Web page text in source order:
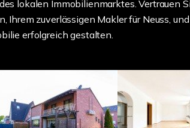
lokalen Immobilienmarktes. Vertrauen
Ihrem zuverlässigen Makler für Neuss,
erfolgreich gestalten.